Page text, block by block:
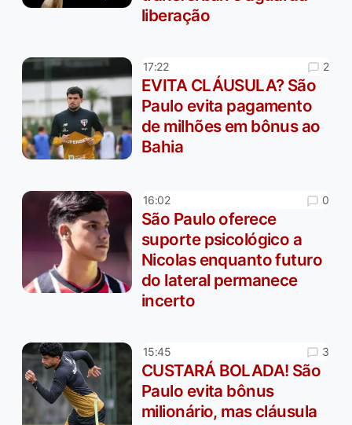
liberação
17:22 2
EVITA CLÁUSULA? São
Paulo evita pagamento
de milhões em bônus ao
Bahia
16:02 0
São Paulo oferece
suporte psicológico a
Nicolas enquanto futuro
do lateral permanece
incerto
15:45 3
CUSTARÁ BOLADA! São
Paulo evita bônus
milionário, mas cláusula